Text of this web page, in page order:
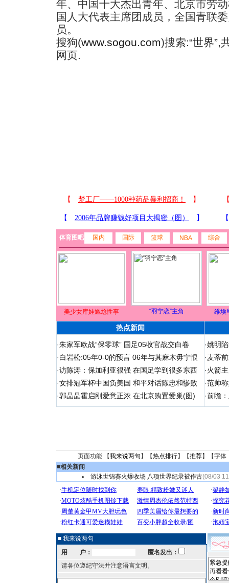
年、中国十大杰出青年、北京市劳
国人大代表主席团成员，全国青联
员。
搜狗(www.sogou.com)搜索:“世界”,
网页.
体育图吧 国内 国际 篮球 NBA 综合
美少女库娃尴尬性事 “羽宁恋”主角 维埃
热点新闻
·朱家军欧战“保零球” 国足05收官战交白卷
·白岩松:05年0-0的预言 06年与其麻木毋宁恨
·访陈涛：保加利亚很强 在国足学到很多东西
·女排冠军杯中国负美国 和平对话陈忠和惨败
·郭晶晶霍启刚爱意正浓 在北京购置爱巢(图)
·姚明
·麦蒂
·火箭
·范帅
·前瞻
页面功能 【我来说两句 】【热点排行】【推荐】【字体
■相关新闻
游泳世锦赛火爆收场 八项世界纪录被作古(08/03
■ 我来说两句
用 户：
匿名发出：
请各位遵纪守法并注意语言文明。